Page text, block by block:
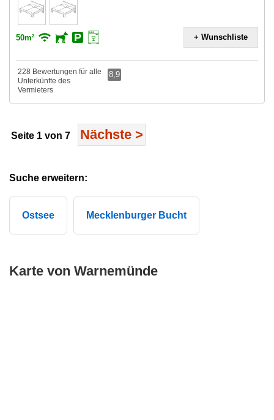
50m² + Wunschliste
228 Bewertungen für alle
Unterkünfte des
Vermieters
8,9
Seite 1 von 7 Nächste >
Suche erweitern:
Ostsee Mecklenburger Bucht
Karte von Warnemünde